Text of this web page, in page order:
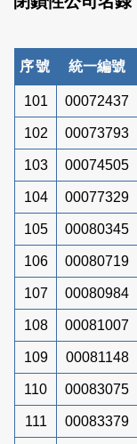
序號 統一編號
101 00072437
102 00073793
103 00074505
104 00077329
105 00080345
106 00080719
107 00080984
108 00081007
109 00081148
110 00083075
111 00083379